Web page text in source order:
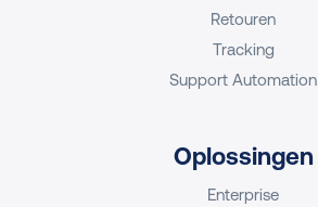
Retouren
Tracking
Support Automation
Oplossingen
Enterprise